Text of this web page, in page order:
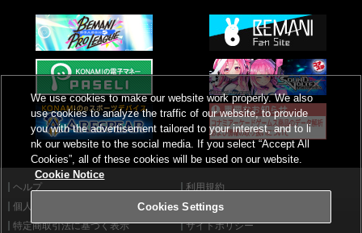
ヘルプ
利用規約
個人情報等保護方針
外部送信について
特定商取引法に基づく表示
サイトポリシー
We use cookies to make our website work properly. We also
use cookies to analyze the traffic of our website, to provide
you with the advertisement tailored to your interest, and to li
nk our website to the social media. If you select “Accept All
Cookies”, all of these cookies will be used on our website.
Cookie Notice
Cookies Settings